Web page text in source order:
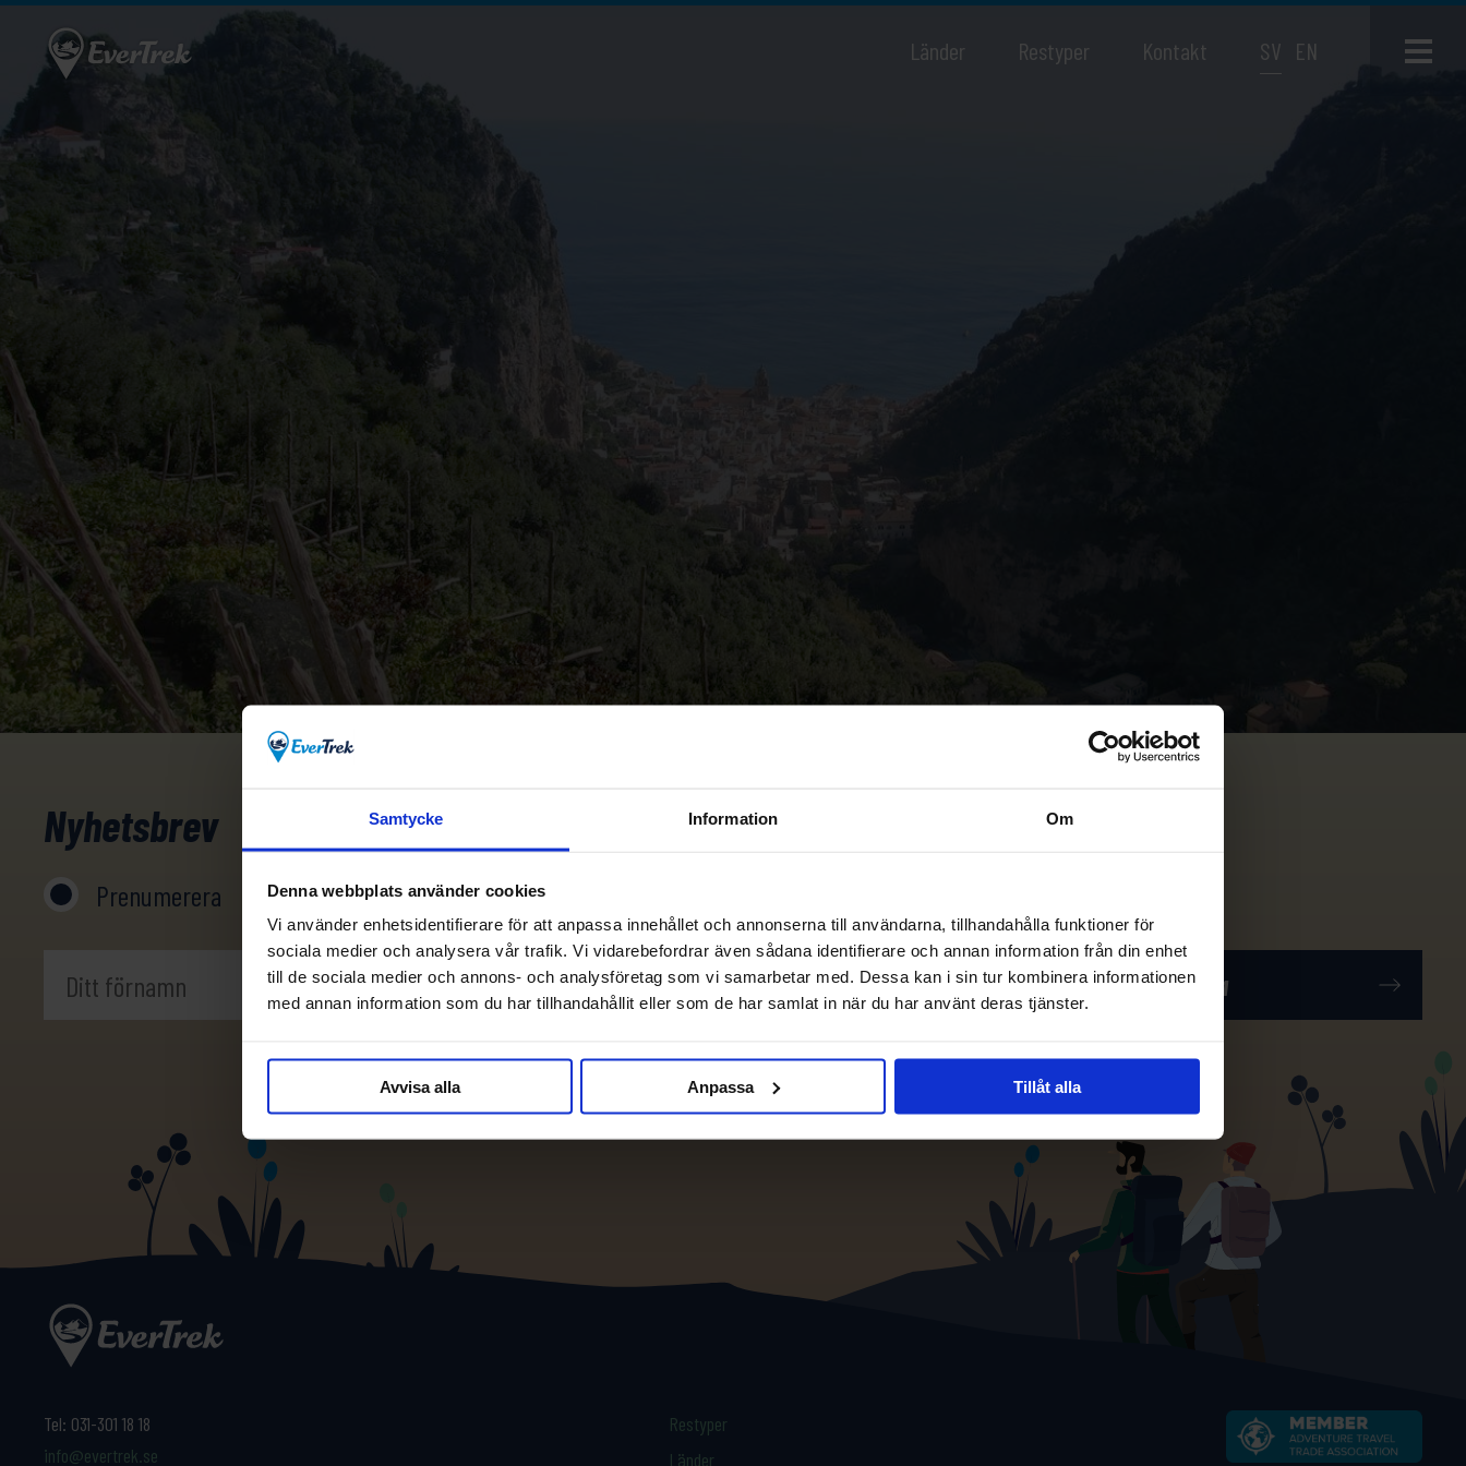
Samtycke Information Om
Denna webbplats använder cookies
Vi använder enhetsidentifierare för att anpassa innehållet och annonserna till användarna, tillhandahålla funktioner för
sociala medier och analysera vår trafik. Vi vidarebefordrar även sådana identifierare och annan information från din enhet
till de sociala medier och annons- och analysföretag som vi samarbetar med. Dessa kan i sin tur kombinera informationen
med annan information som du har tillhandahållit eller som de har samlat in när du har använt deras tjänster.
Avvisa alla Anpassa Tillåt alla
Länder Restyper Kontakt SV EN
Nyhetsbrev
Prenumerera Avprenumerera
Tel: 031-301 18 18
info@evertrek.se
Restyper
Länder